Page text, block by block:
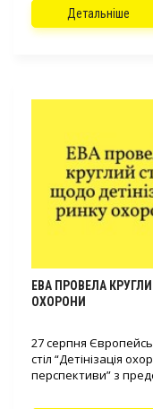
Детальніше
EBA ПРОВЕЛА
ОХОРОНИ
27 серпня
стіл “Детінізація
перспективи” з